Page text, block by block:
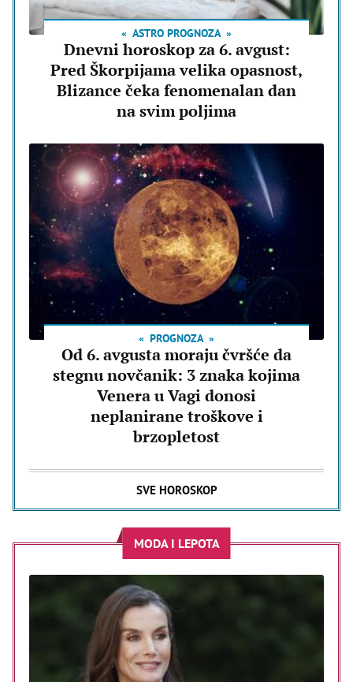
ASTRO PROGNOZA
Dnevni horoskop za 6. avgust:
Pred Škorpijama velika opasnost,
Blizance čeka fenomenalan dan
na svim poljima
PROGNOZA
Od 6. avgusta moraju čvršće da
stegnu novčanik: 3 znaka kojima
Venera u Vagi donosi
neplanirane troškove i
brzopletost
SVE HOROSKOP
MODA I LEPOTA